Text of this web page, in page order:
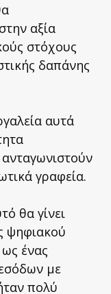
αξία
στόχους
δαπάνης
αυτά
γραφεία.
θα γίνει
ψηφιακού
ένας
με
πολύ